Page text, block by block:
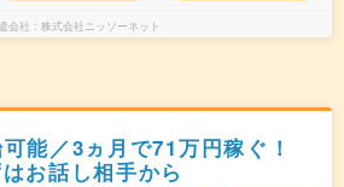
会社 株式会社ニッソーネット
能／3ヵ月で71万円稼ぐ！
お話し相手から